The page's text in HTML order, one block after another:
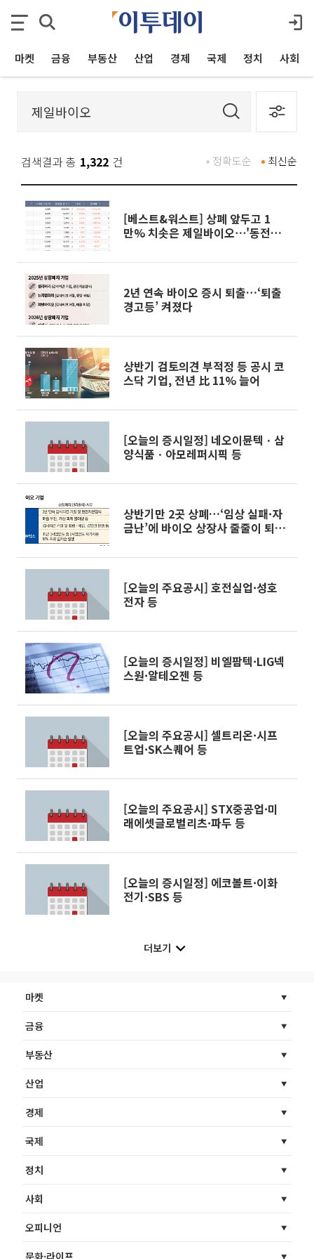
마켓 금융 부동산 산업 경제 국제 정치 사회
검색결과 총 1,322 건 최신순
정확도순
[베스트&워스트] 상폐 앞두고 1
만% 치솟은 제일바이오⋯'동전주’
2년 연속 바이오 증시 퇴출…‘퇴출
경고등’ 켜졌다
상반기 검토의견 부적정 등 공시 코
스닥 기업, 전년 比 11% 늘어
[오늘의 증시일정] 네오이뮨텍ㆍ삼
양식품ㆍ아모레퍼시픽 등
상반기만 2곳 상폐…‘임상 실패·자
금난’에 바이오 상장사 줄줄이 퇴출
[오늘의 주요공시] 호전실업·성호
전자 등
[오늘의 증시일정] 비엘팜텍·LIG넥
스원·알테오젠 등
[오늘의 주요공시] 셀트리온·시프
트업·SK스퀘어 등
[오늘의 주요공시] STX중공업·미
래에셋글로벌리츠·파두 등
[오늘의 증시일정] 에코볼트·이화
전기·SBS 등
더보기
마켓
금융
부동산
산업
경제
국제
정치
사회
오피니언
문화·라이프